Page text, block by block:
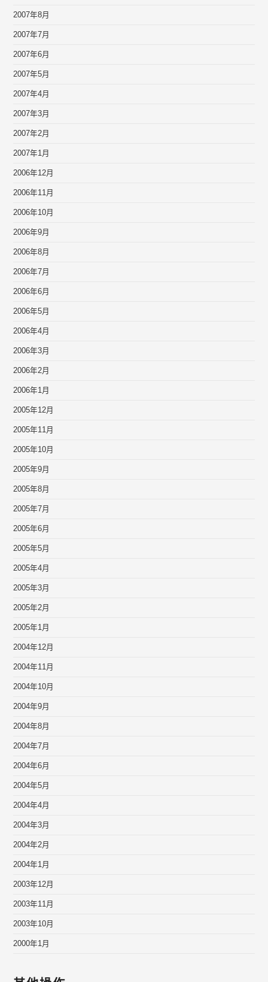
2007年8月
2007年7月
2007年6月
2007年5月
2007年4月
2007年3月
2007年2月
2007年1月
2006年12月
2006年11月
2006年10月
2006年9月
2006年8月
2006年7月
2006年6月
2006年5月
2006年4月
2006年3月
2006年2月
2006年1月
2005年12月
2005年11月
2005年10月
2005年9月
2005年8月
2005年7月
2005年6月
2005年5月
2005年4月
2005年3月
2005年2月
2005年1月
2004年12月
2004年11月
2004年10月
2004年9月
2004年8月
2004年7月
2004年6月
2004年5月
2004年4月
2004年3月
2004年2月
2004年1月
2003年12月
2003年11月
2003年10月
2000年1月